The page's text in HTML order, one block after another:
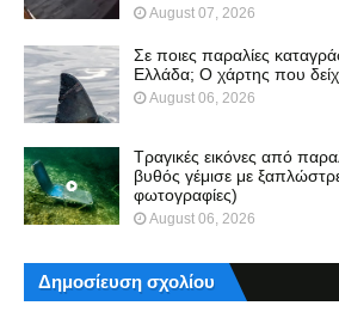
August 07, 2026
Σε ποιες παραλίες
Ελλάδα; Ο χάρτης που
August 06, 2026
Τραγικές εικόνες από
βυθός γέμισε με
φωτογραφίες)
August 06, 2026
Δημοσίευση σχολίου